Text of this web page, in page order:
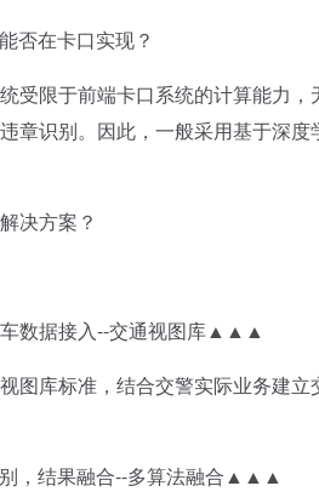
在卡口实现？
限于前端卡口系统的计算能力，
章识别。因此，一般采用基于深
决方案？
数据接入--交通视图库▲▲▲
库标准，结合交警实际业务建立
，结果融合--多算法融合▲▲▲